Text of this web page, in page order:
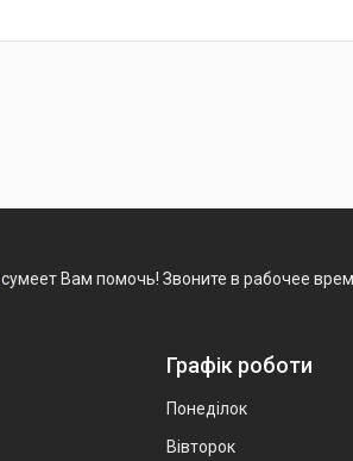
сумеет Вам помочь! Звоните в рабочее
Графік роботи
Понеділок
Вівторок